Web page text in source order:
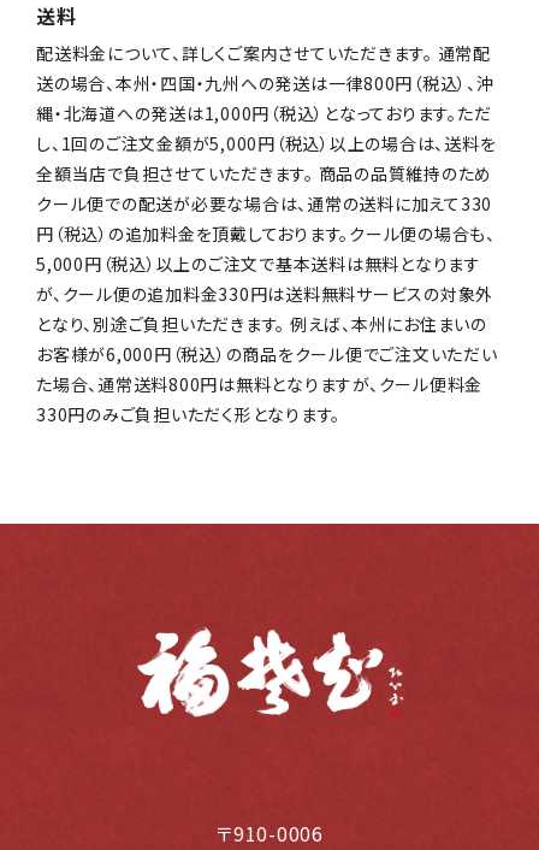
送料
配送料金について、詳しくご案内させていただきます。 通常配
送の場合、本州・四国・九州への発送は一律800円（税込）、沖
縄・北海道への発送は1,000円（税込）となっております。ただ
し、1回のご注文金額が5,000円（税込）以上の場合は、送料を
全額当店で負担させていただきます。 商品の品質維持のため
クール便での配送が必要な場合は、通常の送料に加えて330
円（税込）の追加料金を頂戴しております。クール便の場合も、
5,000円（税込）以上のご注文で基本送料は無料となります
が、クール便の追加料金330円は送料無料サービスの対象外
となり、別途ご負担いただきます。 例えば、本州にお住まいの
お客様が6,000円（税込）の商品をクール便でご注文いただい
た場合、通常送料800円は無料となりますが、クール便料金
330円のみご負担いただく形となります。
〒910-0006